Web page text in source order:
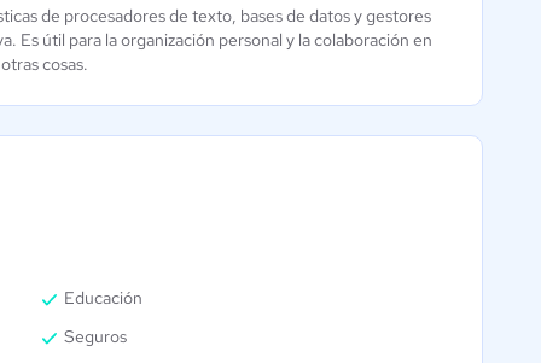
QuickBase
5 / 5
Frame
de procesadores de texto, bases de datos y gestores
útil para la organización personal y la colaboración en
cosas.
Educación
Seguros